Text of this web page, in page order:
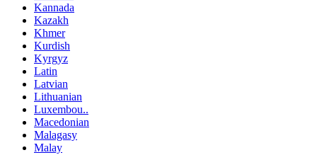
Kannada
Kazakh
Khmer
Kurdish
Kyrgyz
Latin
Latvian
Lithuanian
Luxembou..
Macedonian
Malagasy
Malay